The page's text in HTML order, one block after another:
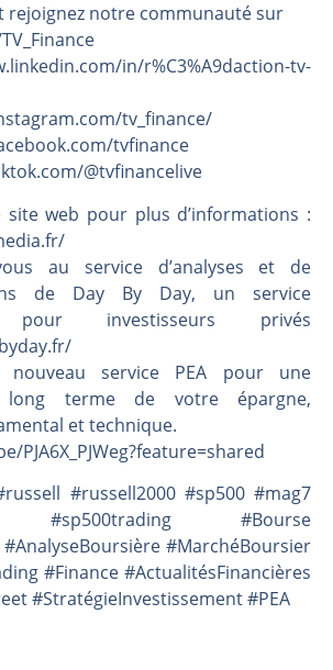
rejoignez notre communauté sur
in/r%C3%A9daction-tv-
tv_finance/
tvfinance
@tvfinancelive
web pour plus d’informations :
au service d’analyses et de
de Day By Day, un service
pour investisseurs privés
nouveau service PEA pour une
long terme de votre épargne,
et technique.
PJA6X_PJWeg?feature=shared
#russell2000 #sp500 #mag7
#sp500trading #Bourse
#MarchéBoursier
#Finance #ActualitésFinancières
#StratégieInvestissement #PEA